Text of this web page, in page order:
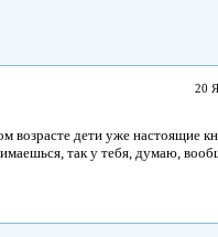
20
возрасте дети уже настоящие
так у тебя, думаю,